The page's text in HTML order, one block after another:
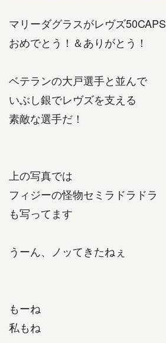
マリーダグラスがレヴズ50CAPS
おめでとう！＆ありがとう！
ベテランの大戸選手と並んで
いぶし銀でレヴズを支える
素敵な選手だ！
上の写真では
フィジーの怪物セミラドラドラ
も写ってます
うーん、ノッてきたねぇ
もーね
私もね